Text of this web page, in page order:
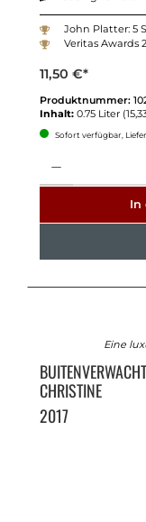
John Platter: 5
Veritas Awards
11,50 €*
Produktnummer:
Inhalt: 0.75 Liter
Sofort verfügbar,
In
Eine
CHRISTINE
2017